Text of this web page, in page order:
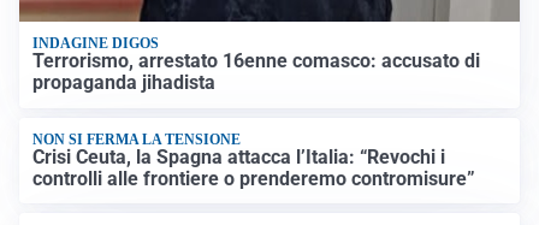
INDAGINE DIGOS
Terrorismo, arrestato 16enne comasco: accusato di
propaganda jihadista
NON SI FERMA LA TENSIONE
Crisi Ceuta, la Spagna attacca l’Italia: “Revochi i
controlli alle frontiere o prenderemo contromisure”